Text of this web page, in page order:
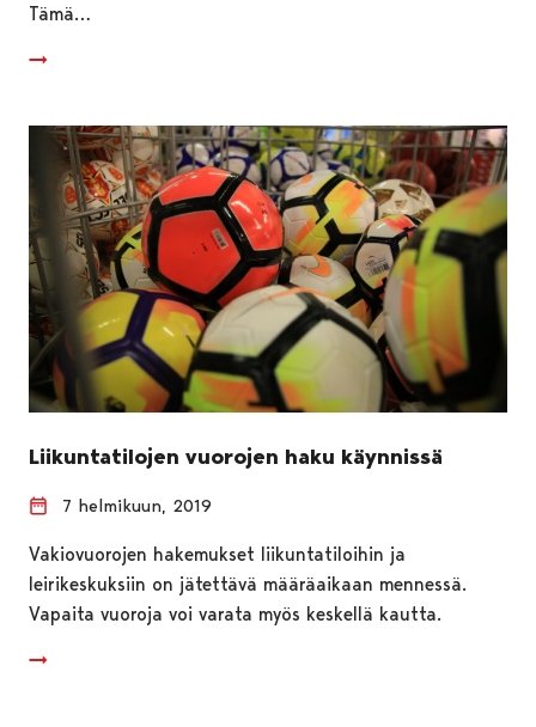
Tämä…
Liikuntatilojen vuorojen haku käynnissä
7 helmikuun, 2019
Vakiovuorojen hakemukset liikuntatiloihin ja
leirikeskuksiin on jätettävä määräaikaan mennessä.
Vapaita vuoroja voi varata myös keskellä kautta.